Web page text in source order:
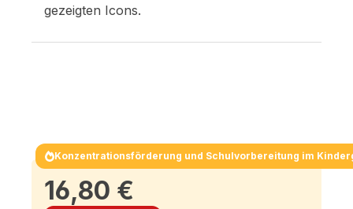
gezeigten Icons.
Konzentrationsförderung und Schulvorbereitung im
16,80 €